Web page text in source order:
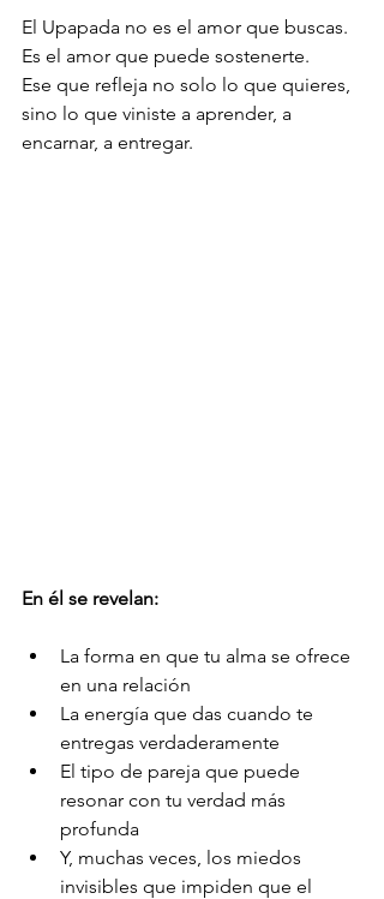
El Upapada no es el amor que buscas.
Es el amor que puede sostenerte.
Ese que refleja no solo lo que quieres,
sino lo que viniste a aprender, a
encarnar, a entregar.
En él se revelan:
La forma en que tu alma se ofrece
en una relación
La energía que das cuando te
entregas verdaderamente
El tipo de pareja que puede
resonar con tu verdad más
profunda
Y, muchas veces, los miedos
invisibles que impiden que el